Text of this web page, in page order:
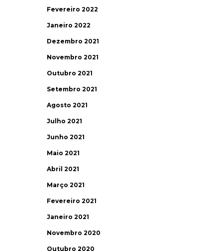
Fevereiro 2022
Janeiro 2022
Dezembro 2021
Novembro 2021
Outubro 2021
Setembro 2021
Agosto 2021
Julho 2021
Junho 2021
Maio 2021
Abril 2021
Março 2021
Fevereiro 2021
Janeiro 2021
Novembro 2020
Outubro 2020